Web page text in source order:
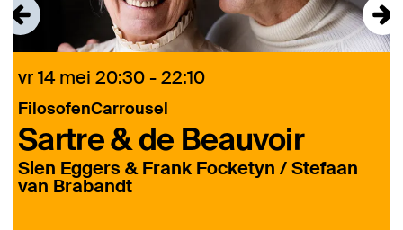
Sartre & de Beauvoir
Sien Eggers & Frank Focketyn / Stefaan
van Brabandt
FilosofenCarrousel
vr 14 mei 20:30 - 22:10